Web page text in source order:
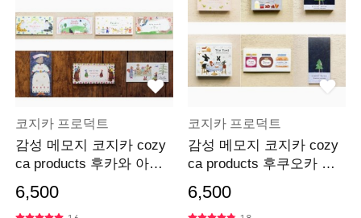
코지카 프로덕트
감성 메모지 코지카 cozy
ca products 후카와 아이
6,500
코지카 프로덕트
감성 메모지 코지카 cozy
ca products 후쿠오카 마
6,500